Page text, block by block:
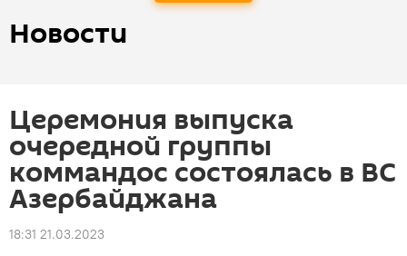
Новости
Церемония выпуска
очередной группы
коммандос состоялась в ВС
Азербайджана
18:31 21.03.2023